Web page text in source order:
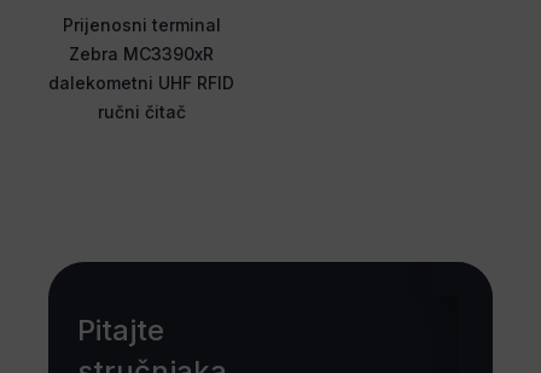
Prijenosni terminal
Zebra MC3390xR
dalekometni UHF RFID
ručni čitač
Pitajte